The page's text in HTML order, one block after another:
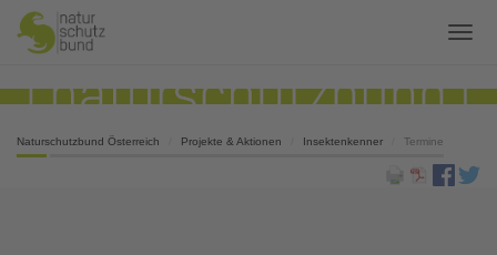
Naturschutzbund Österreich Projekte & Aktionen Insektenkenner Termine